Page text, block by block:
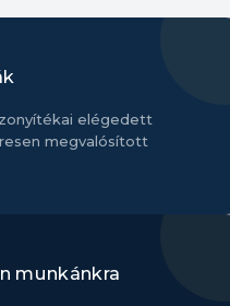
elégedett
megvalósított
munkánkra